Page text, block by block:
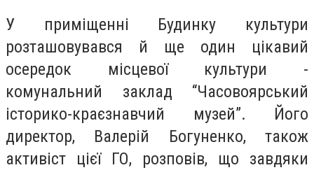
У приміщенні Будинку культури
розташовувався й ще один цікавий
осередок місцевої культури -
комунальний заклад “Часовоярський
історико-краєзнавчий музей”. Його
директор, Валерій Богуненко, також
активіст цієї ГО, розповів, що завдяки